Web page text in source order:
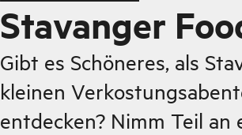
Stavanger
Gibt es Schöneres, als
kleinen
entdecken? Nimm Teil